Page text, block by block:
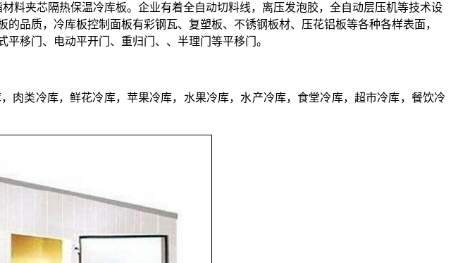
夹芯隔热保温冷库板。企业有着全自动切料线，离压发泡胶，全自动层压机等技术设
品质，冷库板控制面板有彩钢瓦、复塑板、不锈钢板材、压花铝板等各种各样表面，
移门、电动平开门、重归门、、半理门等平移门。
肉类冷库，鲜花冷库，苹果冷库，水果冷库，水产冷库，食堂冷库，超市冷库，餐饮冷